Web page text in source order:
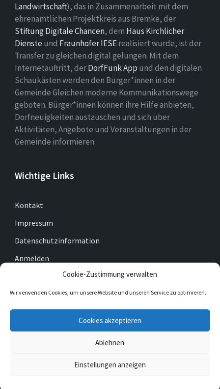
Cookie-Zustimmung verwalten
Wir verwenden Cookies, um unsere Website und unseren Service zu optimieren.
Cookies akzeptieren
Ablehnen
Einstellungen anzeigen
Landwirtschaft), das in Zusammenarbeit mit dem
ehrenamtlichen Projektkreis aus Bremke, der
Stiftung Digitale Chancen, dem Haus Kirchlicher
Dienste und Fraunhofer IESErealisiert wurde, ist der
Transfer zu gleichen.digital gelungen. Mit dem
Internetauftritt, derDorfFunk App und den digitalen
Schaukästen werden den Bürger*innen in der
Gemeinde Gleichen moderne Kommunikationswege
geboten. Bürger*innen können ihre Hilfe anbieten,
Dorfneuigkeiten austauschen und sich über
Aktivitäten, Angebote und Veranstaltungen in der
Gemeinde informieren.
Wichtige Links
Kontakt
Impressum
Datenschutzinformation
Anmelden
Cookie-Richtlinie (EU)
Facebook Twitter